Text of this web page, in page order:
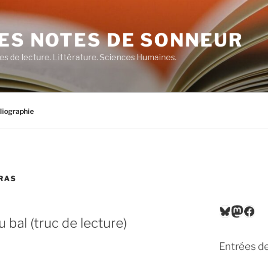
NOTES DE SONNEUR
de lecture. Littérature. Sciences Humaines.
bal (truc de lecture)
Bluesky
Entrées